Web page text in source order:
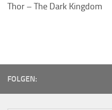
Thor – The Dark Kingdom
FOLGEN: